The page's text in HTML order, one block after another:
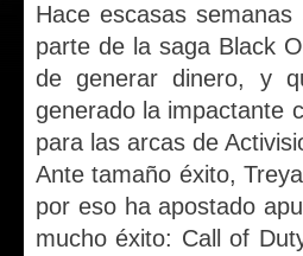
Hace escasas
parte de la saga Black
de generar dinero, y
generado la impactante
para las arcas de
Ante tamaño éxito,
por eso ha apostado
mucho éxito: Call of